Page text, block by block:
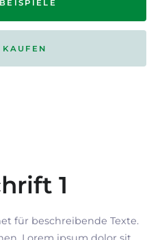
1
für beschreibende Texte.